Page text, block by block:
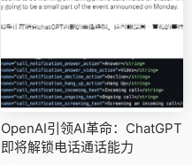
OpenAI引领AI革命：ChatGPT
即将解锁电话通话能力